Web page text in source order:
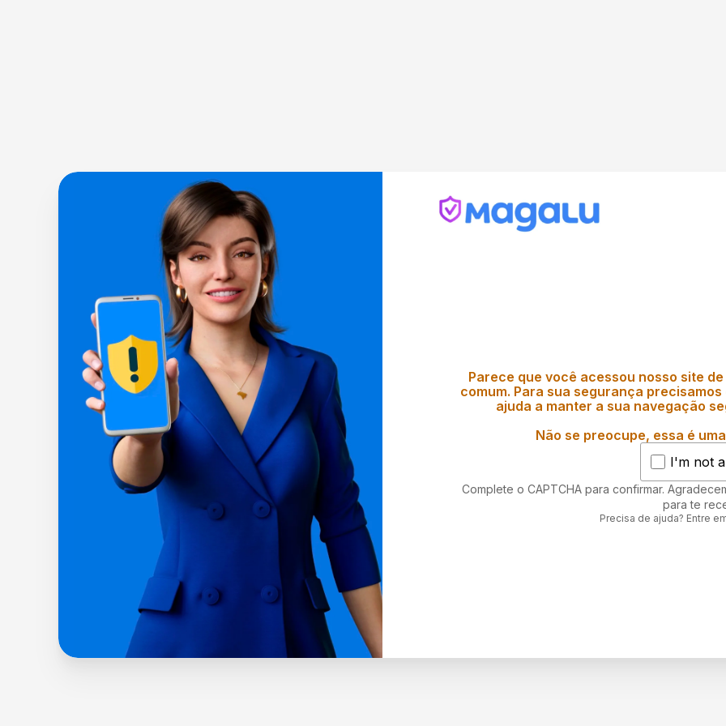
Parece que você acessou nosso site
comum. Para sua segurança
ajuda a manter a sua navegação
Não se preocupe, essa é
I'm not
Complete o CAPTCHA para confirmar.
para te
Precisa de ajuda? Entre